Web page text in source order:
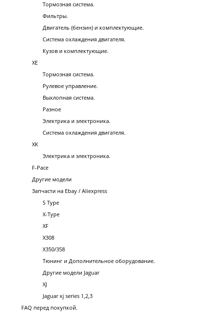
Тормозная система.
Фильтры.
Двигатель (бензин) и комплектующие.
Система охлаждения двигателя.
Кузов и комплектующие.
XE
Тормозная система.
Рулевое управление.
Выхлопная система.
Разное
Электрика и электроника.
Система охлаждения двигателя.
XK
Электрика и электроника.
F-Pace
Другие модели
Запчасти на Ebay / Aliexpress
S Type
X-Type
XF
X308
X350/358
Тюнинг и Дополнительное оборудование.
Другие модели Jaguar
XJ
Jaguar xj series 1,2,3
FAQ перед покупкой.